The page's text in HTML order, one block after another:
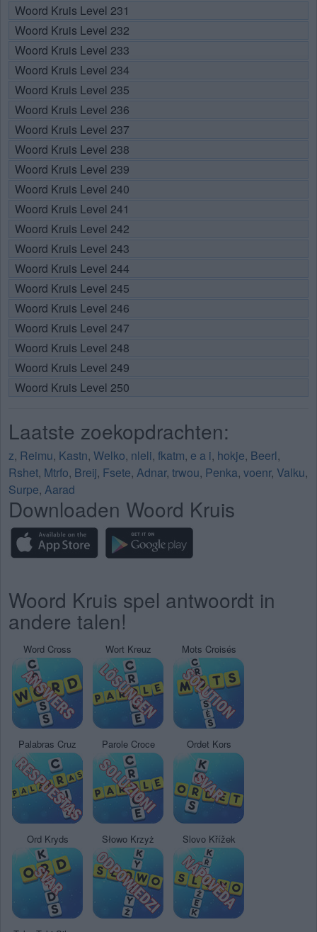
Woord Kruis Level 231
Woord Kruis Level 232
Woord Kruis Level 233
Woord Kruis Level 234
Woord Kruis Level 235
Woord Kruis Level 236
Woord Kruis Level 237
Woord Kruis Level 238
Woord Kruis Level 239
Woord Kruis Level 240
Woord Kruis Level 241
Woord Kruis Level 242
Woord Kruis Level 243
Woord Kruis Level 244
Woord Kruis Level 245
Woord Kruis Level 246
Woord Kruis Level 247
Woord Kruis Level 248
Woord Kruis Level 249
Woord Kruis Level 250
Laatste zoekopdrachten:
z, Reimu, Kastn, Welko, nleli, fkatm, e a i, hokje, Beerl,
Rshet, Mtrfo, Breij, Fsete, Adnar, trwou, Penka, voenr, Valku,
Surpe, Aarad
Downloaden Woord Kruis
Woord Kruis spel antwoordt in
andere talen!
Word Cross Wort Kreuz Mots Croisés
Palabras Cruz Parole Croce Ordet Kors
Ord Kryds Słowo Krzyż Slovo Křížek